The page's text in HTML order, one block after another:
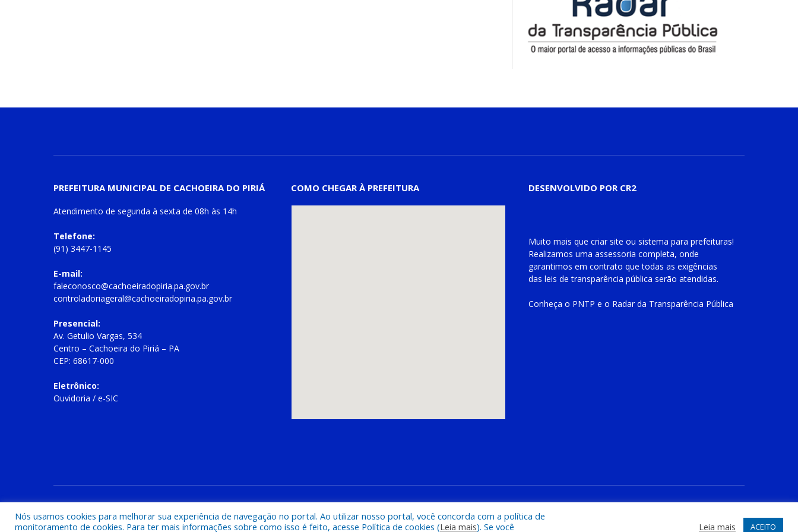
PREFEITURA MUNICIPAL DE CACHOEIRA DO PIRIÁ
Atendimento de segunda à sexta de 08h às 14h
Telefone:
(91) 3447-1145
E-mail:
faleconosco@cachoeiradopiria.pa.gov.br
controladoriageral@cachoeiradopiria.pa.gov.br
Presencial:
Av. Getulio Vargas, 534
Centro – Cachoeira do Piriá – PA
CEP: 68617-000
Eletrônico:
Ouvidoria / e-SIC
COMO CHEGAR À PREFEITURA DESENVOLVIDO POR CR2
Muito mais que criar site ou sistema para prefeituras!
Realizamos uma assessoria completa, onde
garantimos em contrato que todas as exigências
das leis de transparência pública serão atendidas.
Conheça o PNTP e o Radar da Transparência Pública
Nós usamos cookies para melhorar sua experiência de navegação no portal. Ao utilizar nosso portal, você concorda com a política de
monitoramento de cookies. Para ter mais informações sobre como isso é feito, acesse Política de cookies (Leia mais). Se você
Leia mais ACEITO